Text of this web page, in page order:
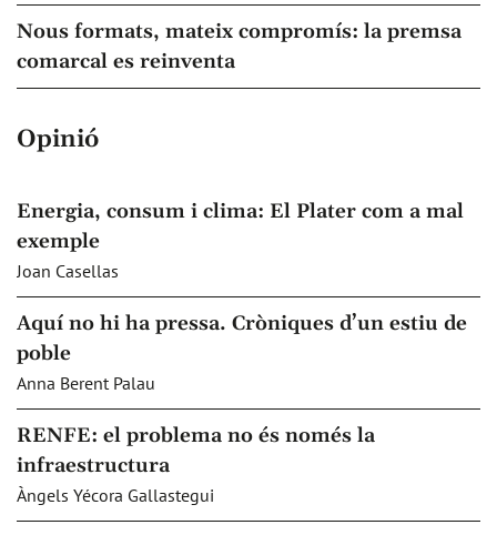
Nous formats, mateix compromís: la premsa
comarcal es reinventa
Opinió
Energia, consum i clima: El Plater com a mal
exemple
Joan Casellas
Aquí no hi ha pressa. Cròniques d’un estiu de
poble
Anna Berent Palau
RENFE: el problema no és només la
infraestructura
Àngels Yécora Gallastegui